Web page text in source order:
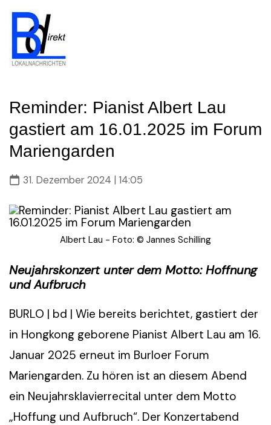
Skip
to
content
Reminder: Pianist Albert Lau
gastiert am 16.01.2025 im Forum
Mariengarden
31. Dezember 2024 | 14:05
Albert Lau - Foto: © Jannes Schilling
Neujahrskonzert unter dem Motto: Hoffnung
und Aufbruch
BURLO | bd | Wie bereits berichtet, gastiert der
in Hongkong geborene Pianist Albert Lau am 16.
Januar 2025 erneut im Burloer Forum
Mariengarden. Zu hören ist an diesem Abend
ein Neujahrsklavierrecital unter dem Motto
„Hoffung und Aufbruch“. Der Konzertabend